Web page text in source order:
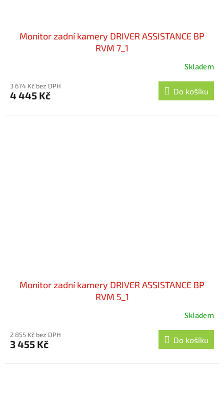
Monitor zadní kamery DRIVER ASSISTANCE BP
RVM 7_1
Skladem
3 674 Kč bez DPH
4 445 Kč Do košíku
Monitor zadní kamery DRIVER ASSISTANCE BP
RVM 5_1
Skladem
2 855 Kč bez DPH
3 455 Kč Do košíku